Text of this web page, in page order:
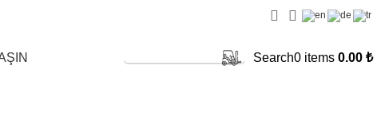
SERVİS TALEBİ Search0 items 0.00 ₺